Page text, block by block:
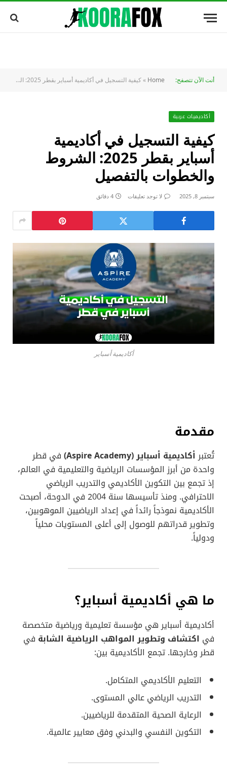
أنت الآن تتصفح: Home
»كيفية التسجيل في أكاديمية أسباير بقطر 2025: الشروط والخطوات بالتفصيل
أكاديميات عربية
كيفية التسجيل في أكاديمية
أسباير بقطر 2025: الشروط
والخطوات بالتفصيل
سبتمبر 8, 2025 لا توجد تعليقات 4 دقائق
أكاديمية أسباير
مقدمة
تُعتبرأكاديمية أسباير (Aspire Academy)
في قطر
واحدة من أبرز المؤسسات الرياضية والتعليمية في العالم،
إذ تجمع بين التكوين الأكاديمي والتدريب الرياضي
الاحترافي. ومنذ تأسيسها سنة 2004 في الدوحة، أصبحت
الأكاديمية نموذجاً رائداً في إعداد الرياضيين الموهوبين،
وتطوير قدراتهم للوصول إلى أعلى المستويات محلياً
ودولياً.
ما هي أكاديمية أسباير؟
أكاديمية أسباير هي مؤسسة تعليمية ورياضية متخصصة
في اكتشاف وتطوير المواهب الرياضية الشابة في
قطر وخارجها. تجمع الأكاديمية بين:
التعليم الأكاديمي المتكامل.
التدريب الرياضي عالي المستوى.
الرعاية الصحية المتقدمة للرياضيين.
التكوين النفسي والبدني وفق معايير عالمية.